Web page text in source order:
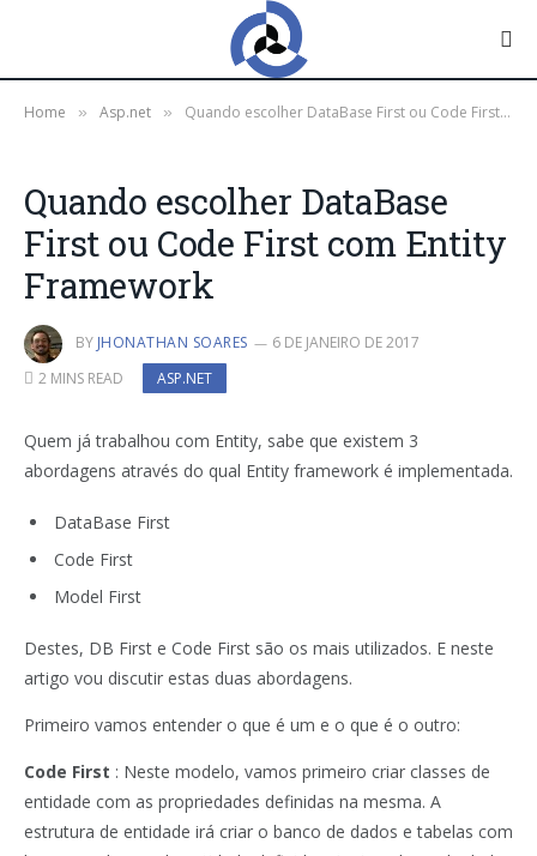
Home » Asp.net » Quando escolher DataBase First ou Code First com Entity Framework
Quando escolher DataBase
First ou Code First com Entity
Framework
BY JHONATHAN SOARES
6 DE JANEIRO DE 2017
2 MINS READ
ASP.NET
Quem já trabalhou com Entity, sabe que existem 3
abordagens através do qual Entity framework é implementada.
DataBase First
Code First
Model First
Destes, DB First e Code First são os mais utilizados. E neste
artigo vou discutir estas duas abordagens.
Primeiro vamos entender o que é um e o que é o outro:
Code First : Neste modelo, vamos primeiro criar classes de
entidade com as propriedades definidas na mesma. A
estrutura de entidade irá criar o banco de dados e tabelas com